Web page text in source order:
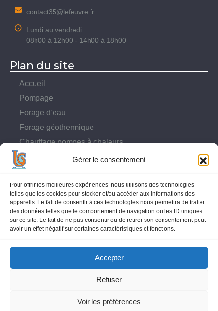
Gérer le consentement
Pour offrir les meilleures expériences, nous utilisons des technologies
telles que les cookies pour stocker et/ou accéder aux informations des
appareils. Le fait de consentir à ces technologies nous permettra de traiter
des données telles que le comportement de navigation ou les ID uniques
sur ce site. Le fait de ne pas consentir ou de retirer son consentement peut
avoir un effet négatif sur certaines caractéristiques et fonctions.
Accepter
Refuser
Voir les préférences
contact35@lefeuvre.fr
Lundi au vendredi
08h00 à 12h00 - 14h00 à 18h00
Plan du site
Accueil
Pompage
Forage d’eau
Forage géothermique
Chauffage pompes à chaleurs
Traitement de l’eau
Nettoyeurs haute pression
SAV
Galerie photos
Actualité/Recrutement
Contact